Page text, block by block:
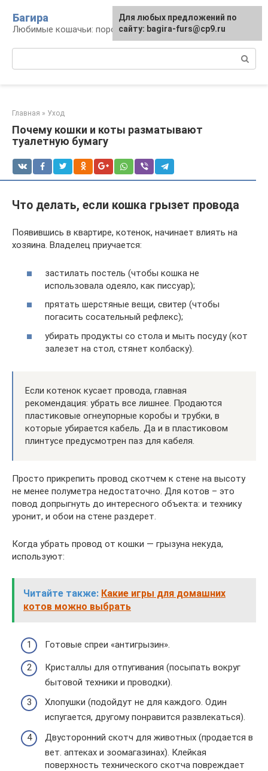
контенту
Багира
Любимые кошачьи: породы, содержание, уход
Главная » Уход
Почему кошки и коты разматывают
туалетную бумагу
Что делать, если кошка грызет провода
Появившись в квартире, котенок, начинает влиять на
хозяина. Владелец приучается:
застилать постель (чтобы кошка не
использовала одеяло, как писсуар);
прятать шерстяные вещи, свитер (чтобы
погасить сосательный рефлекс);
убирать продукты со стола и мыть посуду (кот
залезет на стол, стянет колбаску).
Если котенок кусает провода, главная
рекомендация: убрать все лишнее. Продаются
пластиковые огнеупорные коробы и трубки, в
которые убирается кабель. Да и в пластиковом
плинтусе предусмотрен паз для кабеля.
Просто прикрепить провод скотчем к стене на высоту
не менее полуметра недостаточно. Для котов – это
повод допрыгнуть до интересного объекта: и технику
уронит, и обои на стене раздерет.
Когда убрать провод от кошки — грызуна некуда,
используют:
Читайте также: Какие игры для домашних
котов можно выбрать
Готовые спреи «антигрызин».
Кристаллы для отпугивания (посыпать вокруг
бытовой техники и проводки).
Хлопушки (подойдут не для каждого. Один
испугается, другому понравится развлекаться).
Двусторонний скотч для животных (продается в
вет. аптеках и зоомагазинах). Клейкая
поверхность технического скотча повреждает
Для любых предложений по
сайту: bagira-furs@cp9.ru